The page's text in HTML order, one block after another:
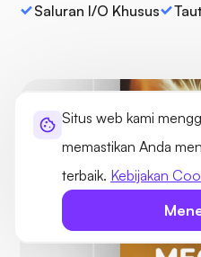
Situs web kami
memastikan Anda
terbaik. Kebijakan
Saluran I/O Khusus
Terlindung
Tidak ada
ancaman yang